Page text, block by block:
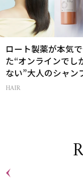
ロート製薬が本気
た“オンラインでし
ない”大人のシャン
トリートメントって
HAIR